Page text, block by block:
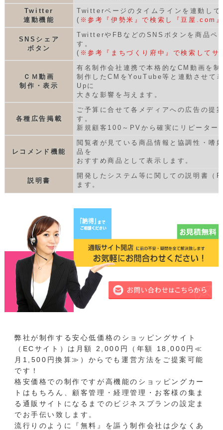
Twitter
連動機能
Twitterページのタイムラインを連動して
( ※参考『伊勢米』で検索し『豆屋.com
SNSシェア
ボタン
TwitterやFBなどのSNSボタンを商品ペ
す。
( ※参考『まちづくり府中』で検索してサ
ＣＭ動画
制作・表示
有名制作会社連携で本格的なCM動画を制
制作したCMをYouTube等と連動させて
Upに
大きな影響を与えます。
各種広告掲載
ご予算に合せて各メディアへの広告の提
す。
新規顧客100～PVから確実にリピーター
レコメンド機能
閲覧者が見ている商品情報と協調性・嗜
品を
おすすめ商品として表示します。
説明書
開発したシステム等に関しての説明書（
ます。
弊社が制作する安心低価格のショッピングサイト
（ ECサイト ）は月額 2,000円（年額 18,000円≪
月1,500円換算≫）からでも運営方法をご提案可能
です！
格安価格での制作ですが高機能のショッピングカー
トはもちろん、顧客管理・経理管理・お客様の集ま
る通販サイトになるまでのビジネスプランの設定ま
でお手伝い致します。
流行りのように『無料』を謳う制作会社は少なくあ